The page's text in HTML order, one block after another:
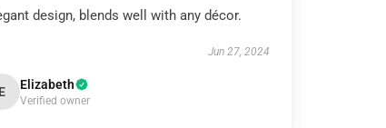
design, blends well with any décor.
Jun 27, 2024
E Elizabeth
Verified owner